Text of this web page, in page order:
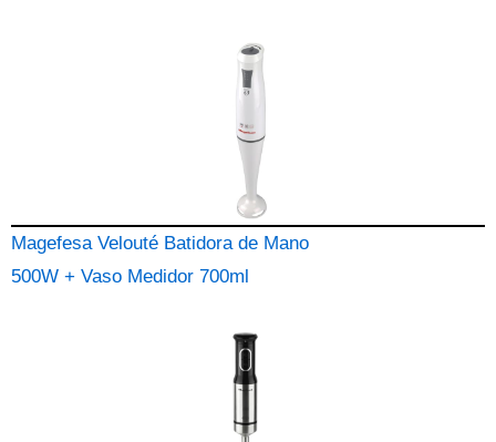
Magefesa Velouté Batidora de Mano
500W + Vaso Medidor 700ml